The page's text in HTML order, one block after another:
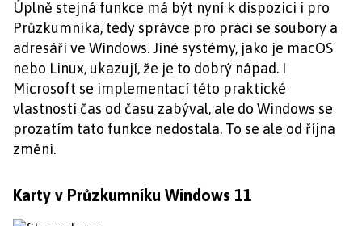
Úplně stejná funkce má být nyní k dispozici i pro
Průzkumníka, tedy správce pro práci se soubory a
adresáři ve Windows. Jiné systémy, jako je macOS
nebo Linux, ukazují, že je to dobrý nápad. I
Microsoft se implementací této praktické
vlastnosti čas od času zabýval, ale do Windows se
prozatím tato funkce nedostala. To se ale od října
změní.
Karty v Průzkumníku Windows 11